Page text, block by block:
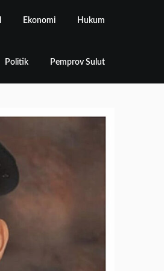
Ekonomi Hukum
Politik Pemprov Sulut